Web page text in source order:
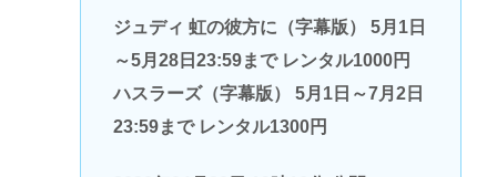
ジュディ 虹の彼方に（字幕版） 5月1日
～5月28日23:59まで レンタル1000円
ハスラーズ（字幕版） 5月1日～7月2日
23:59まで レンタル1300円